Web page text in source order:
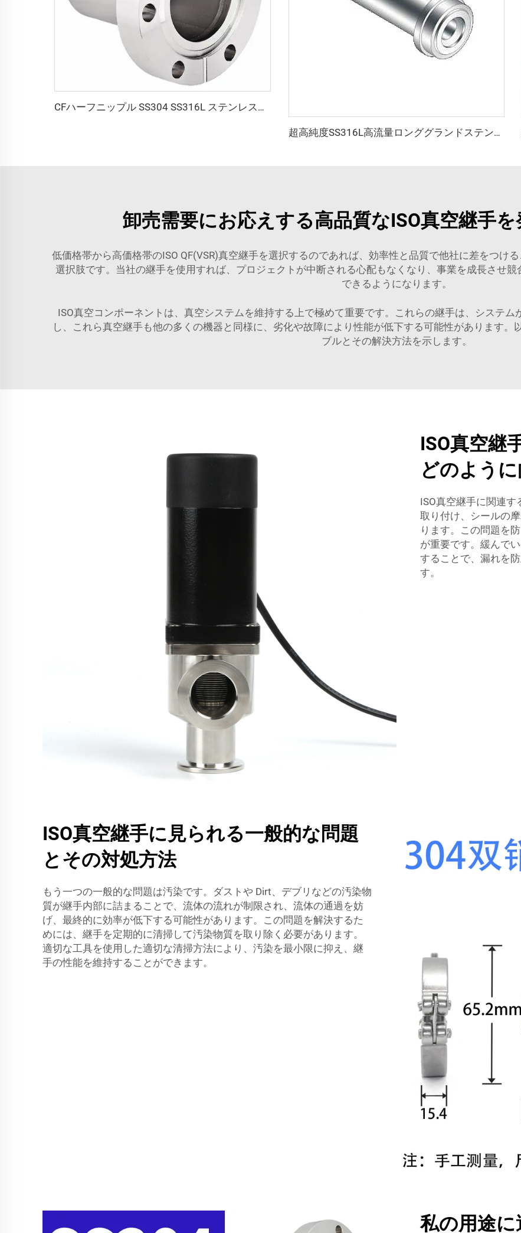
CFハーフニップル SS304 SS316L ステンレス鋼 タップ穴および通し穴付き CF16-CF250 固定式高真空継手 1/2"-10" フランジ
超高純度SS316L高流量ロンググランドステンレス鋼高真空QCR継手BA/EP製品
卸売需要にお応えする高品質なISO真空継手
低価格帯から高価格帯のISO QF(VSR)真空継手を選択するのであれば、効率性と品質で他社に差をつけ
選択肢です。当社の継手を使用すれば、プロジェクトが中断される心配もなくなり、事業を成長させ
できるようになります。
ISO真空コンポーネントは、真空システムを維持する上で極めて重要です。これらの継手は、システ
し、これら真空継手も他の多くの機器と同様に、劣化や故障により性能が低下する可能性があります。
ブルとその解決方法を示します。
ISO真空継
どのよう
ISO真空継手に関連
取り付け、シールの
ります。この問題を
が重要です。緩んで
することで、漏れを
す。
ISO真空継手に見られる一般的な問題
とその対処方法
もう一つの一般的な問題は汚染です。ダストや Dirt、デブリなどの汚染物
質が継手内部に詰まることで、流体の流れが制限され、流体の通過を妨
げ、最終的に効率が低下する可能性があります。この問題を解決するた
めには、継手を定期的に清掃して汚染物質を取り除く必要があります。
適切な工具を使用した適切な清掃方法により、汚染を最小限に抑え、継
手の性能を維持することができます。
私の用途